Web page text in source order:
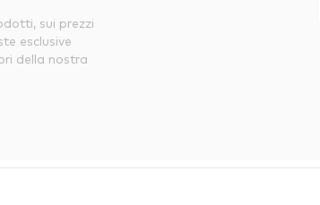
sui prezzi
esclusive
della nostra